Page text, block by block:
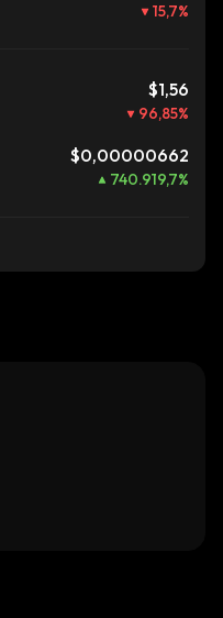
15,7%
$1,56
96,85%
$0,00000662
740.919,7%